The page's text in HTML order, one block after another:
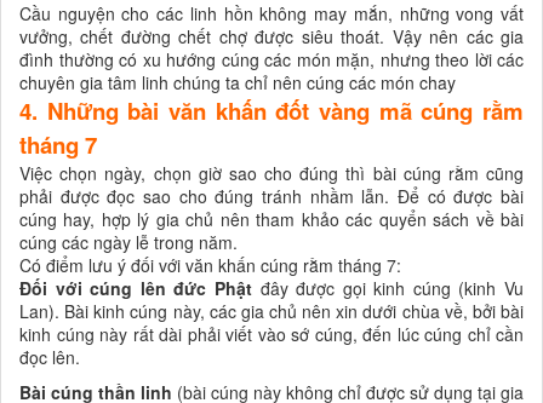
Cầu nguyện cho các linh hồn không may mắn, những vong vất
vưởng, chết đường chết chợ được siêu thoát. Vậy nên các gia
đình thường có xu hướng cúng các món mặn, nhưng theo lời các
chuyên gia tâm linh chúng ta chỉ nên cúng các món chay
4. Những bài văn khấn đốt vàng mã cúng rằm
tháng 7
Việc chọn ngày, chọn giờ sao cho đúng thì bài cúng rằm cũng
phải được đọc sao cho đúng tránh nhầm lẫn. Để có được bài
cúng hay, hợp lý gia chủ nên tham khảo các quyển sách về bài
cúng các ngày lễ trong năm.
Có điểm lưu ý đối với văn khấn cúng rằm tháng 7:
Đối với cúng lên đức Phật đây được gọi kinh cúng (kinh Vu
Lan). Bài kinh cúng này, các gia chủ nên xin dưới chùa về, bởi bài
kinh cúng này rất dài phải viết vào sớ cúng, đến lúc cúng chỉ cần
đọc lên.
Bài cúng thần linh (bài cúng này không chỉ được sử dụng tại gia